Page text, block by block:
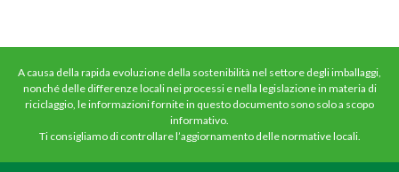
A causa della rapida evoluzione della sostenibilità nel settore degli imballaggi,
nonché delle differenze locali nei processi e nella legislazione in materia di
riciclaggio, le informazioni fornite in questo documento sono solo a scopo
informativo.
Ti consigliamo di controllare l’aggiornamento delle normative locali.